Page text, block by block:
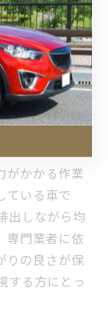
合もあり、長
フィルムを施
、プロの使用
品質なものが
いることが多
がかかる作業
ている車で
出しながら均
専門業者に依
りの良さが保
する方にとっ